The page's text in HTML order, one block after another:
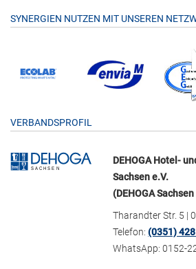
SYNERGIEN NUTZEN MIT UNSEREN
VERBANDSPROFIL
DEHOGA Hotel-
Sachsen e.V.
(DEHOGA
Tharandter Str. 5 |
Telefon:(0351)
WhatsApp: 0152-